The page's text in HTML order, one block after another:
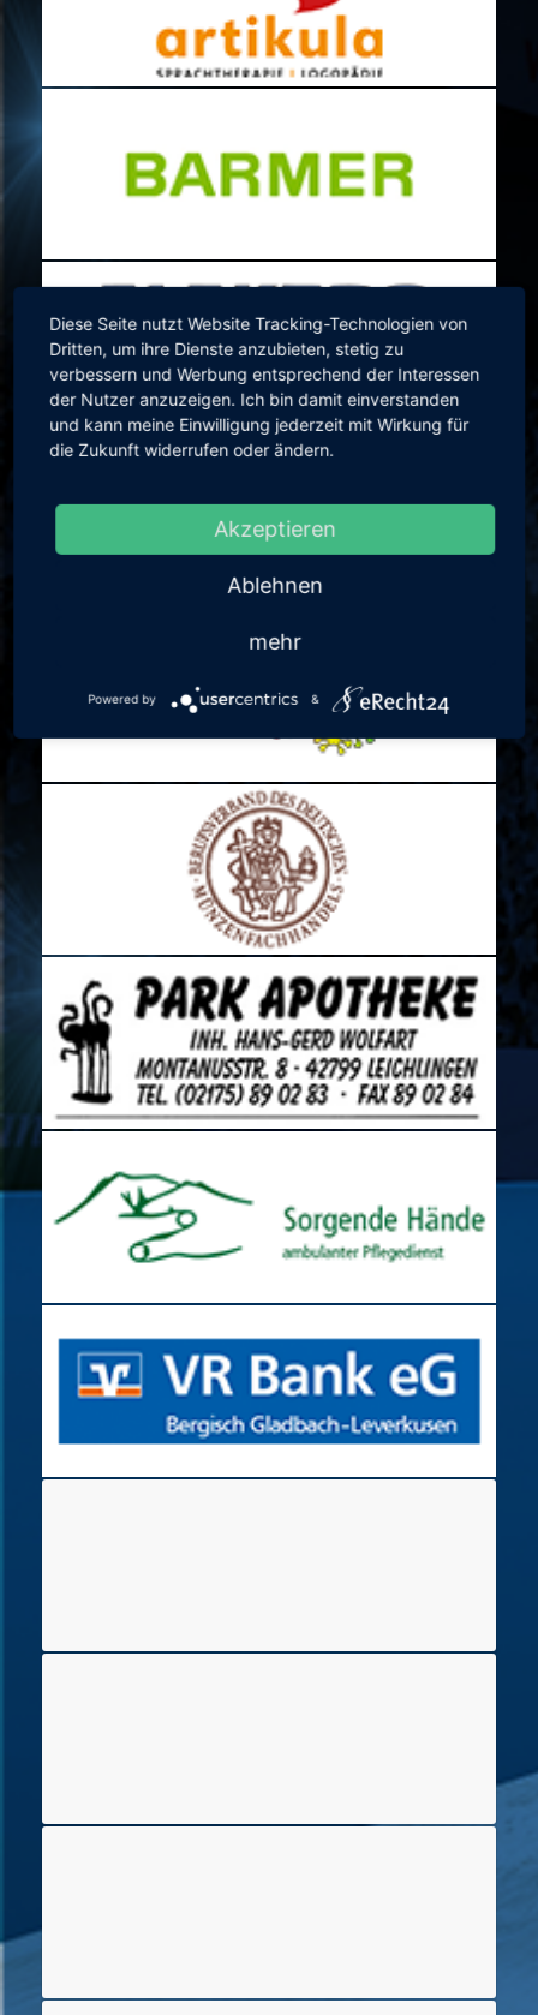
Diese Seite nutzt Website Tracking-Technologien von
Dritten, um ihre Dienste anzubieten, stetig zu
verbessern und Werbung entsprechend der Interessen
der Nutzer anzuzeigen. Ich bin damit einverstanden
und kann meine Einwilligung jederzeit mit Wirkung für
die Zukunft widerrufen oder ändern.
Akzeptieren
Ablehnen
mehr
Powered by &